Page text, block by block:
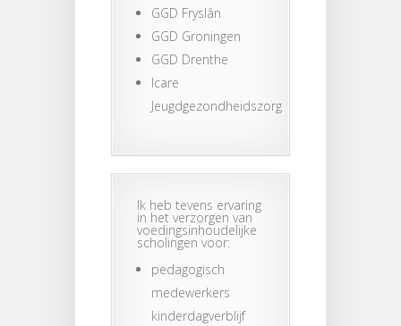
GGD Fryslân
GGD Groningen
GGD Drenthe
Icare
Jeugdgezondheidszorg
Ik heb tevens ervaring
in het verzorgen van
voedingsinhoudelijke
scholingen voor:
pedagogisch
medewerkers
kinderdagverblijf